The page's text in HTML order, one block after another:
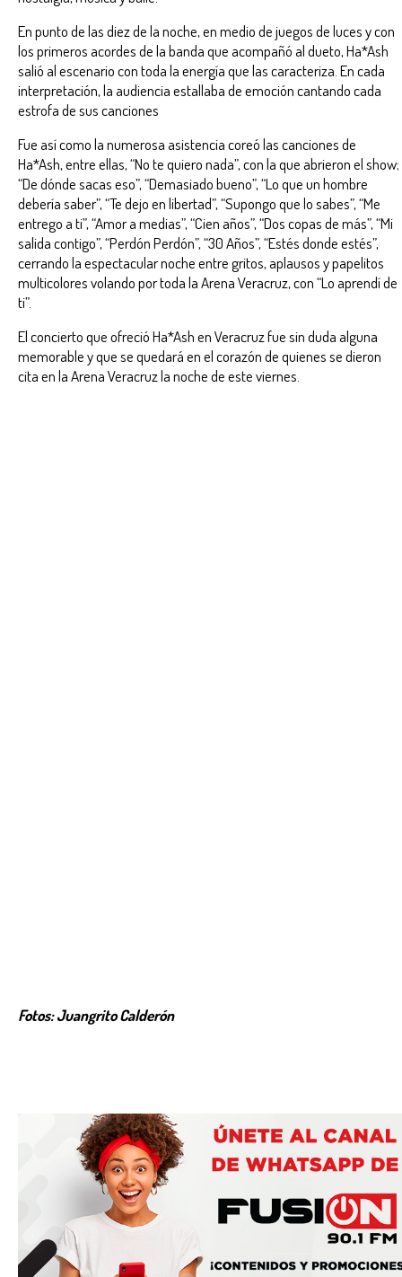
En punto de las diez de la noche, en medio de juegos de luces y con
los primeros acordes de la banda que acompañó al dueto, Ha*Ash
salió al escenario con toda la energía que las caracteriza. En cada
interpretación, la audiencia estallaba de emoción cantando cada
estrofa de sus canciones
Fue así como la numerosa asistencia coreó las canciones de
Ha*Ash, entre ellas, “No te quiero nada”, con la que abrieron el show;
“De dónde sacas eso”, “Demasiado bueno”, “Lo que un hombre
debería saber”, “Te dejo en libertad”, “Supongo que lo sabes”, “Me
entrego a ti”, “Amor a medias”, “Cien años”, “Dos copas de más”, “Mi
salida contigo”, “Perdón Perdón”, “30 Años”, “Estés donde estés”,
cerrando la espectacular noche entre gritos, aplausos y papelitos
multicolores volando por toda la Arena Veracruz, con “Lo aprendí de
ti”.
El concierto que ofreció Ha*Ash en Veracruz fue sin duda alguna
memorable y que se quedará en el corazón de quienes se dieron
cita en la Arena Veracruz la noche de este viernes.
Fotos: Juangrito Calderón